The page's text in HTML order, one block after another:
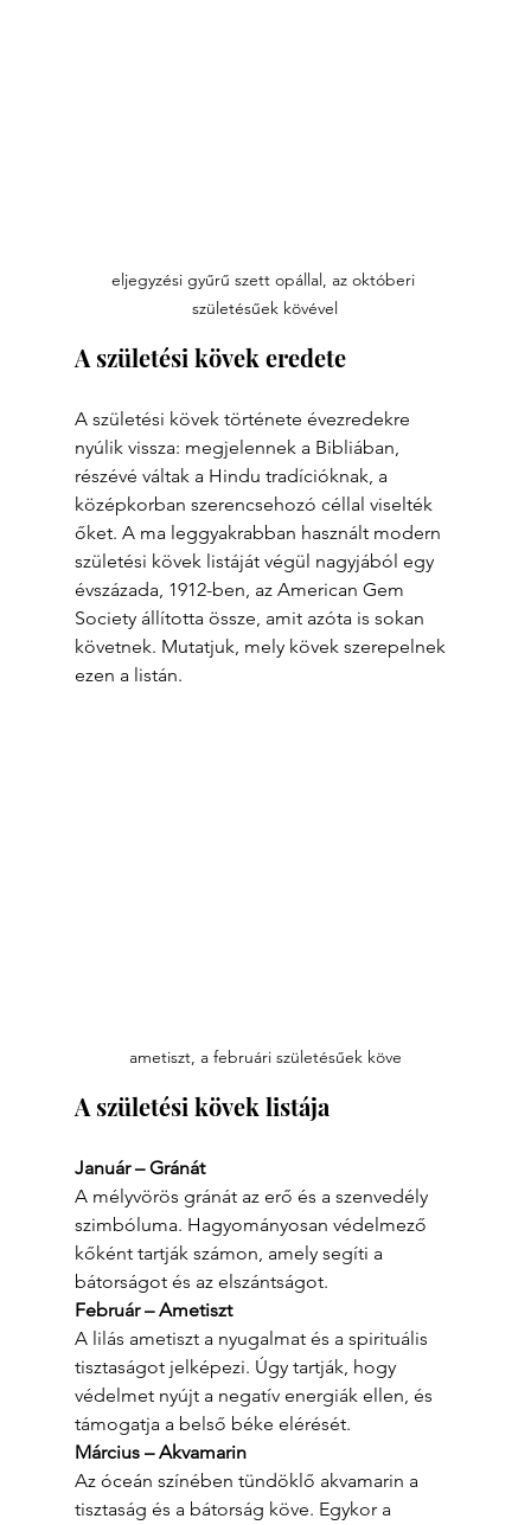
eljegyzési gyűrű szett opállal, az októberi
születésűek kövével
A születési kövek eredete
A születési kövek története évezredekre
nyúlik vissza: megjelennek a Bibliában,
részévé váltak a Hindu tradícióknak, a
középkorban szerencsehozó céllal viselték
őket. A ma leggyakrabban használt modern
születési kövek listáját végül nagyjából egy
évszázada, 1912-ben, az American Gem
Society állította össze, amit azóta is sokan
követnek. Mutatjuk, mely kövek szerepelnek
ezen a listán.
ametiszt, a februári születésűek köve
A születési kövek listája
Január – Gránát
A mélyvörös gránát az erő és a szenvedély
szimbóluma. Hagyományosan védelmező
kőként tartják számon, amely segíti a
bátorságot és az elszántságot.
Február – Ametiszt
A lilás ametiszt a nyugalmat és a spirituális
tisztaságot jelképezi. Úgy tartják, hogy
védelmet nyújt a negatív energiák ellen, és
támogatja a belső béke elérését.
Március – Akvamarin
Az óceán színében tündöklő akvamarin a
tisztaság és a bátorság köve. Egykor a